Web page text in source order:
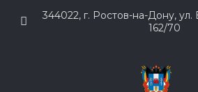
344022, г. Ростов-на-Дону,
162/70